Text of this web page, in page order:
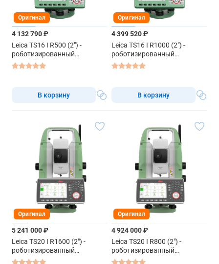
Оригинал
4 132 790 ₽
Leica TS16 I R500 (2") -
роботизированный
тахеометр
В корзину
Оригинал
4 399 520 ₽
Leica TS16 I R1000 (2") -
роботизированный
тахеометр
В корзину
Оригинал
5 241 000 ₽
Leica TS20 I R1600 (2") -
роботизированный
тахеометр
Оригинал
4 924 000 ₽
Leica TS20 I R800 (2") -
роботизированный
тахеометр